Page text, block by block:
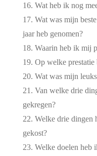
Wat heb ik nog
Wat was mijn
jaar heb genomen?
Waarin heb ik mij
Op welke prestatie
Wat was mijn
Van welke drie
gekregen?
Welke drie dingen
gekost?
Welke doelen heb